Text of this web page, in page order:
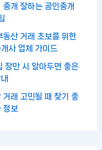
중개 잘하는 공인중개
동산 거래 초보를 위한
사 업체 가이드
장만 시 알아두면 좋은
거래 고민될 때 찾기 좋
정보